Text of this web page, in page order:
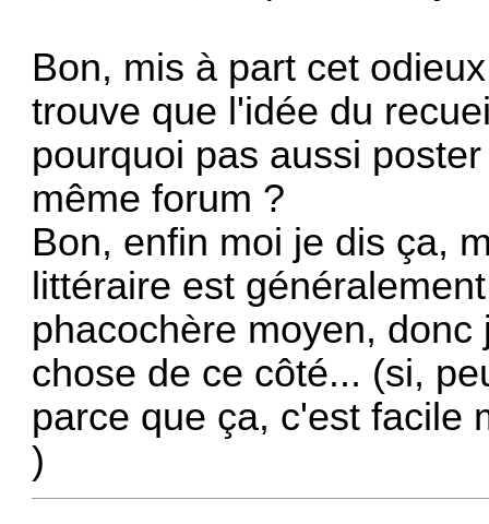
Bon, mis à part cet
trouve que l'idée du
pourquoi pas aussi
même forum ?
Bon, enfin moi je dis ça,
littéraire est
phacochère moyen,
chose de ce côté... (si,
parce que ça, c'est facile
)